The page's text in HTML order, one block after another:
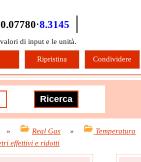
0.07780⋅8.3145
di input e le unità.
Ripristina Condividere
» Real Gas »
Temperatura
effettivi e ridotti